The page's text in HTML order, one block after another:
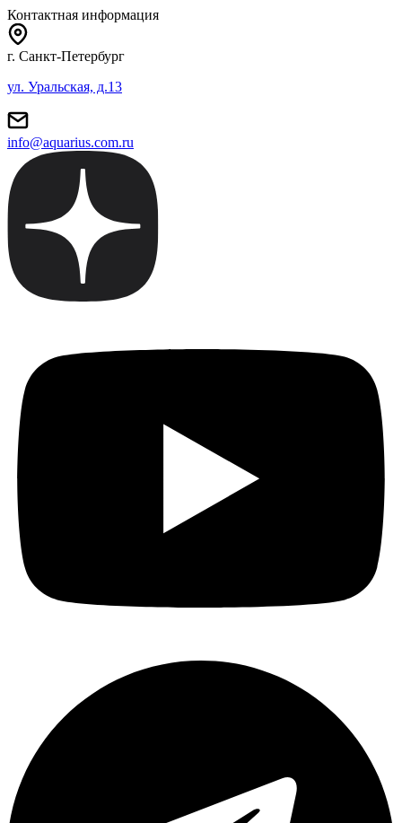
Контактная информация
г. Санкт-Петербург
ул. Уральская, д.13
info@aquarius.com.ru